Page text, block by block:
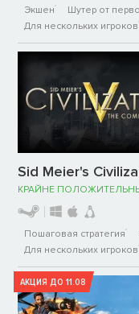
Экшен Шутер от
Для нескольких игроков
Sid Meier's
КРАЙНЕ
Пошаговая стратегия
Для нескольких игроков
АКЦИЯ ДО 11.08